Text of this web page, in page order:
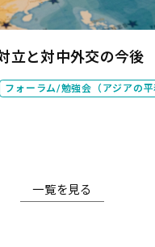
立と対中外交の今後
フォーラム/勉強会（アジアの平
一覧を見る